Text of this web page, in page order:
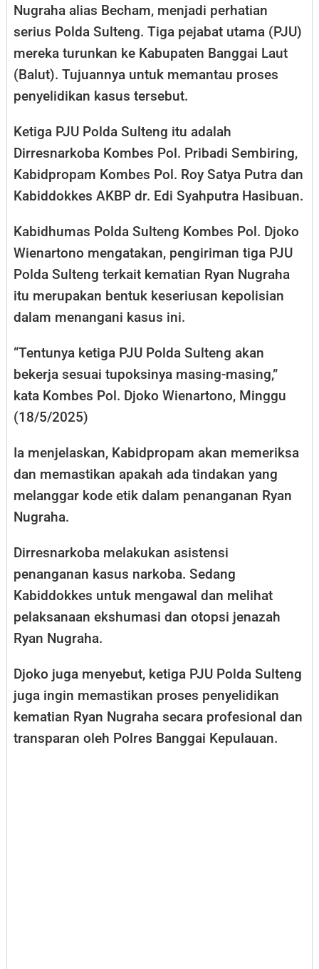
Nugraha alias Becham, menjadi perhatian
serius Polda Sulteng. Tiga pejabat utama (PJU)
mereka turunkan ke Kabupaten Banggai Laut
(Balut). Tujuannya untuk memantau proses
penyelidikan kasus tersebut.
Ketiga PJU Polda Sulteng itu adalah
Dirresnarkoba Kombes Pol. Pribadi Sembiring,
Kabidpropam Kombes Pol. Roy Satya Putra dan
Kabiddokkes AKBP dr. Edi Syahputra Hasibuan.
Kabidhumas Polda Sulteng Kombes Pol. Djoko
Wienartono mengatakan, pengiriman tiga PJU
Polda Sulteng terkait kematian Ryan Nugraha
itu merupakan bentuk keseriusan kepolisian
dalam menangani kasus ini.
“Tentunya ketiga PJU Polda Sulteng akan
bekerja sesuai tupoksinya masing-masing,”
kata Kombes Pol. Djoko Wienartono, Minggu
(18/5/2025)
Ia menjelaskan, Kabidpropam akan memeriksa
dan memastikan apakah ada tindakan yang
melanggar kode etik dalam penanganan Ryan
Nugraha.
Dirresnarkoba melakukan asistensi
penanganan kasus narkoba. Sedang
Kabiddokkes untuk mengawal dan melihat
pelaksanaan ekshumasi dan otopsi jenazah
Ryan Nugraha.
Djoko juga menyebut, ketiga PJU Polda Sulteng
juga ingin memastikan proses penyelidikan
kematian Ryan Nugraha secara profesional dan
transparan oleh Polres Banggai Kepulauan.